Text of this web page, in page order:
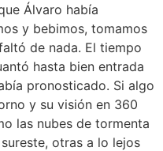
Álvaro había
y bebimos, tomamos
de nada. El tiempo
hasta bien entrada
pronosticado. Si algo
y su visión en 360
las nubes de tormenta
otras a lo lejos